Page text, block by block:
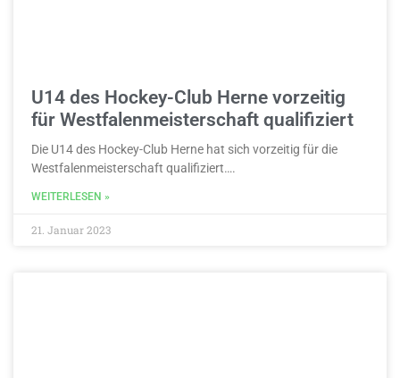
U14 des Hockey-Club Herne vorzeitig
für Westfalenmeisterschaft qualifiziert
Die U14 des Hockey-Club Herne hat sich vorzeitig für die
Westfalenmeisterschaft qualifiziert….
WEITERLESEN »
21. Januar 2023